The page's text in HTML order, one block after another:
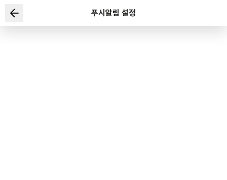
푸시알림 설정